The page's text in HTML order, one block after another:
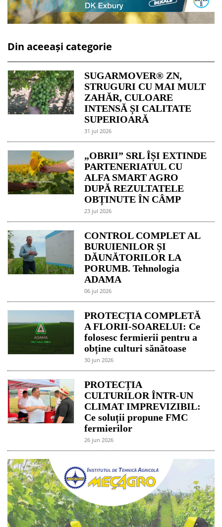
Din aceeași categorie
SUGARMOVER® ZN,
STRUGURI CU MAI MULT
ZAHĂR, CULOARE
INTENSĂ ȘI CALITATE
SUPERIOARĂ
31 jul 2026
„OBRII” SRL ÎȘI EXTINDE
PARTENERIATUL CU
ALFA SMART AGRO
DUPĂ REZULTATELE
OBȚINUTE ÎN CÂMP
23 jul 2026
CONTROL COMPLET AL
BURUIENILOR ȘI
DĂUNĂTORILOR LA
PORUMB. Tehnologia
ADAMA
06 jul 2026
PROTECȚIA COMPLETĂ
A FLORII-SOARELUI: Ce
folosesc fermierii pentru a
obține culturi sănătoase
30 jun 2026
PROTECȚIA
CULTURILOR ÎNTR-UN
CLIMAT IMPREVIZIBIL:
Ce soluții propune FMC
fermierilor
26 jun 2026